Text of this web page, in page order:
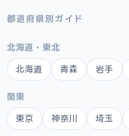
都道府県別ガイド
北海道・東北
北海道 青森 岩手
関東
東京 神奈川 埼玉